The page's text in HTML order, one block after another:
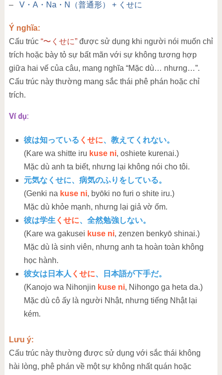
–
V・A・Na・N（普通形） + くせに
Ý nghĩa:
Cấu trúc “〜くせに”được sử dụng khi người nói muốn chỉ
trích hoặc bày tỏ sự bất mãn với sự không tương hợp
giữa hai vế của câu, mang nghĩa “Mặc dù… nhưng…”.
Cấu trúc này thường mang sắc thái phê phán hoặc chỉ
trích.
Ví dụ:
彼は知っている くせに、教えてくれない。
(Kare wa shitte iru kuse ni, oshiete kurenai.)
Mặc dù anh ta biết, nhưng lại không nói cho tôi.
元気なくせに、病気のふりをしている。
(Genki na kuse ni, byōki no furi o shite iru.)
Mặc dù khỏe mạnh, nhưng lại giả vờ ốm.
彼は学生 くせに、全然勉強しない。
(Kare wa gakusei kuse ni, zenzen benkyō shinai.)
Mặc dù là sinh viên, nhưng anh ta hoàn toàn không
học hành.
彼女は日本人 くせに、日本語が下手だ。
(Kanojo wa Nihonjin kuse ni, Nihongo ga heta da.)
Mặc dù cô ấy là người Nhật, nhưng tiếng Nhật lại
kém.
Lưu ý:
Cấu trúc này thường được sử dụng với sắc thái không
hài lòng, phê phán về một sự không nhất quán hoặc